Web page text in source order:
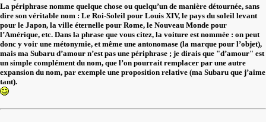
La périphrase nomme quelque chose ou quelqu’un de manière détournée, sans
dire son véritable nom : Le Roi-Soleil pour Louis XIV, le pays du soleil levant
pour le Japon, la ville éternelle pour Rome, le Nouveau Monde pour
l’Amérique, etc. Dans la phrase que vous citez, la voiture est nommée : on peut
donc y voir une métonymie, et même une antonomase (la marque pour l’objet),
mais ma Subaru d’amour n’est pas une périphrase ; je dirais que "d’amour" est
un simple complément du nom, que l’on pourrait remplacer par une autre
expansion du nom, par exemple une proposition relative (ma Subaru que j’aime
tant).